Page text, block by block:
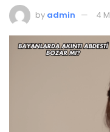
by admin 4